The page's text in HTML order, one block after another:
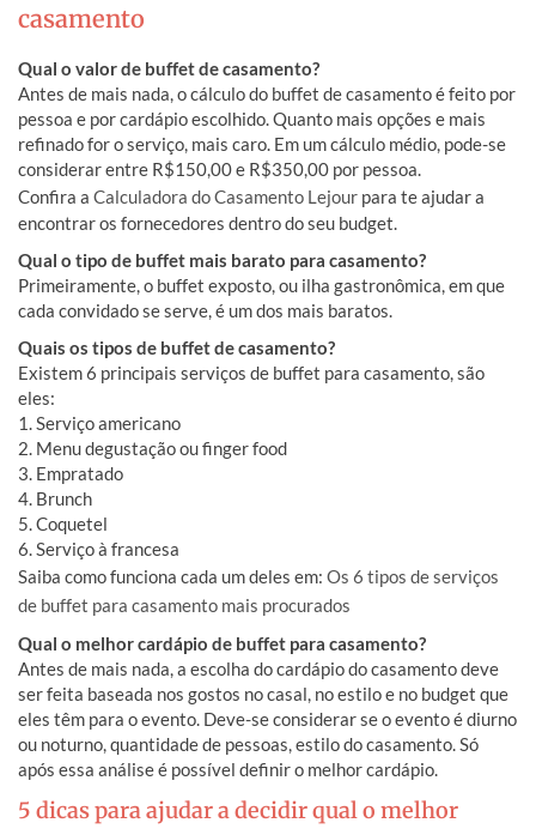
casamento
Qual o valor de buffet de casamento?
Antes de mais nada, o cálculo do buffet de casamento é feito por
pessoa e por cardápio escolhido. Quanto mais opções e mais
refinado for o serviço, mais caro. Em um cálculo médio, pode-se
considerar entre R$150,00 e R$350,00 por pessoa.
Confira a Calculadora do Casamento Lejour para te ajudar a
encontrar os fornecedores dentro do seu budget.
Qual o tipo de buffet mais barato para casamento?
Primeiramente, o buffet exposto, ou ilha gastronômica, em que
cada convidado se serve, é um dos mais baratos.
Quais os tipos de buffet de casamento?
Existem 6 principais serviços de buffet para casamento, são
eles:
1. Serviço americano
2. Menu degustação ou finger food
3. Empratado
4. Brunch
5. Coquetel
6. Serviço à francesa
Saiba como funciona cada um deles em: Os 6 tipos de serviços
de buffet para casamento mais procurados
Qual o melhor cardápio de buffet para casamento?
Antes de mais nada, a escolha do cardápio do casamento deve
ser feita baseada nos gostos no casal, no estilo e no budget que
eles têm para o evento. Deve-se considerar se o evento é diurno
ou noturno, quantidade de pessoas, estilo do casamento. Só
após essa análise é possível definir o melhor cardápio.
5 dicas para ajudar a decidir qual o melhor